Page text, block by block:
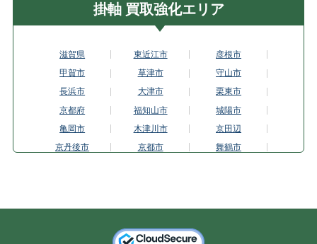
掛軸 買取強化エリア
滋賀県 東近江市
彦根市
甲賀市
草津市
守山市
長浜市
大津市
栗東市
京都府
福知山市
城陽市
亀岡市
木津川市
京田辺
京丹後市
京都市
舞鶴市
泉佐野市